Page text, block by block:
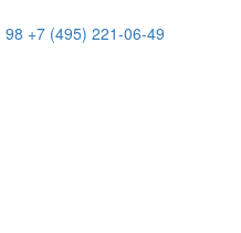
98 +7 (495) 221-06-49